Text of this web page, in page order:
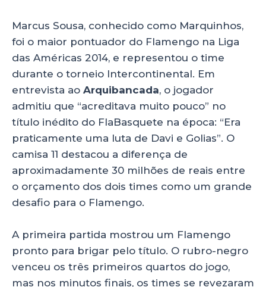
Marcus Sousa, conhecido como Marquinhos,
foi o maior pontuador do Flamengo na Liga
das Américas 2014, e representou o time
durante o torneio Intercontinental. Em
entrevista ao Arquibancada, o jogador
admitiu que “acreditava muito pouco” no
título inédito do FlaBasquete na época: “Era
praticamente uma luta de Davi e Golias”. O
camisa 11 destacou a diferença de
aproximadamente 30 milhões de reais entre
o orçamento dos dois times como um grande
desafio para o Flamengo.
A primeira partida mostrou um Flamengo
pronto para brigar pelo título. O rubro-negro
venceu os três primeiros quartos do jogo,
mas nos minutos finais, os times se revezaram